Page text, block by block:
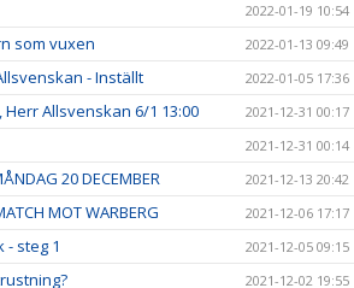
2022-01-19 10:54
som vuxen 2022-01-13 09:49
- Inställt 2022-01-05 17:36
Herr Allsvenskan 6/1 13:00 2021-12-31 00:17
2021-12-31 00:14
20 DECEMBER 2021-12-13 20:42
MOT WARBERG 2021-12-06 17:17
- steg 1 2021-12-05 09:15
2021-12-02 19:55